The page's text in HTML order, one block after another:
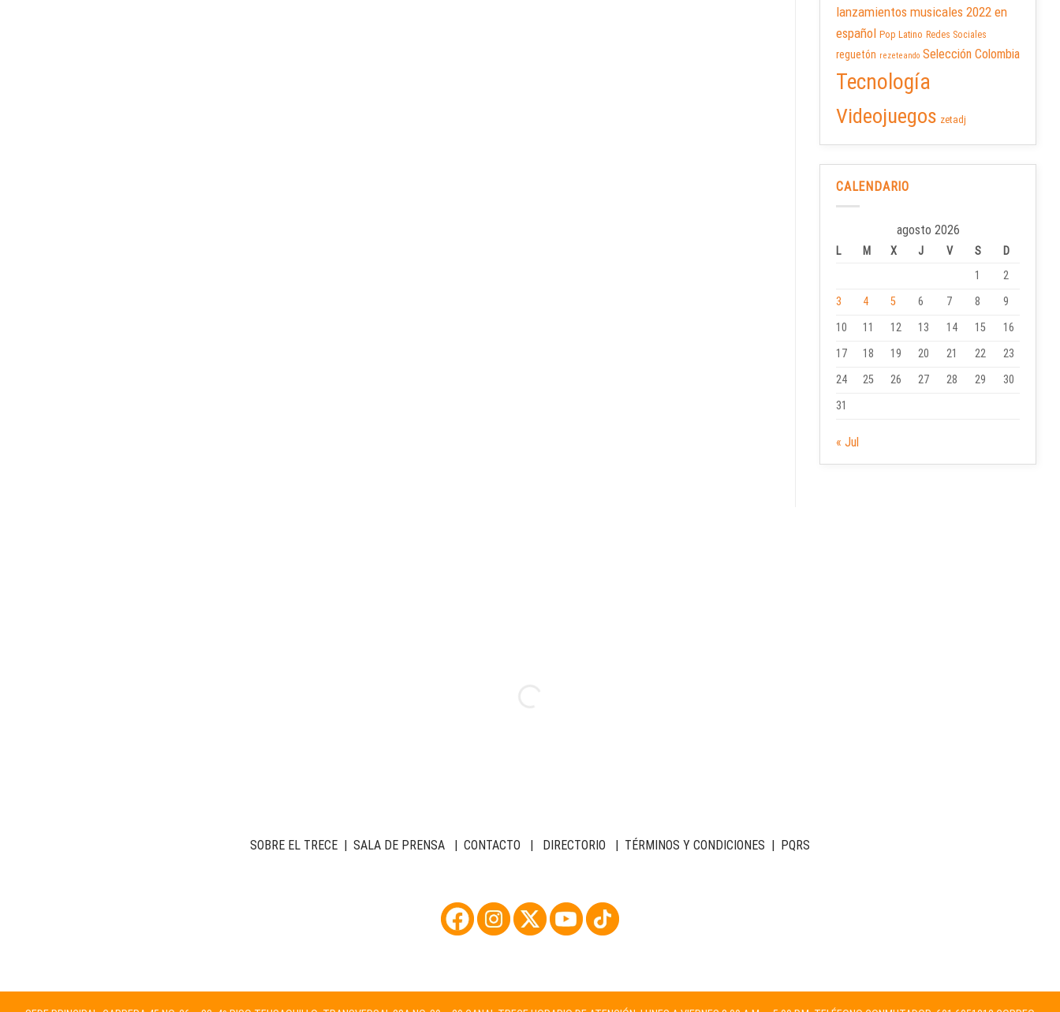
lanzamientos musicales 2022 en
español Pop Latino Redes Sociales
reguetón rezeteando Selección Colombia
Tecnología
Videojuegos zetadj
CALENDARIO
agosto 2026
L M X J V S
D
1
2
3
4 5 6 7 8
9
10
11 12 13 14 15
16
17
18 19 20 21 22
23
24
25 26 27 28 29
30
31
« Jul
SOBRE EL TRECE | SALA DE PRENSA | CONTACTO | DIRECTORIO | TÉRMINOS Y CONDICIONES | PQRS